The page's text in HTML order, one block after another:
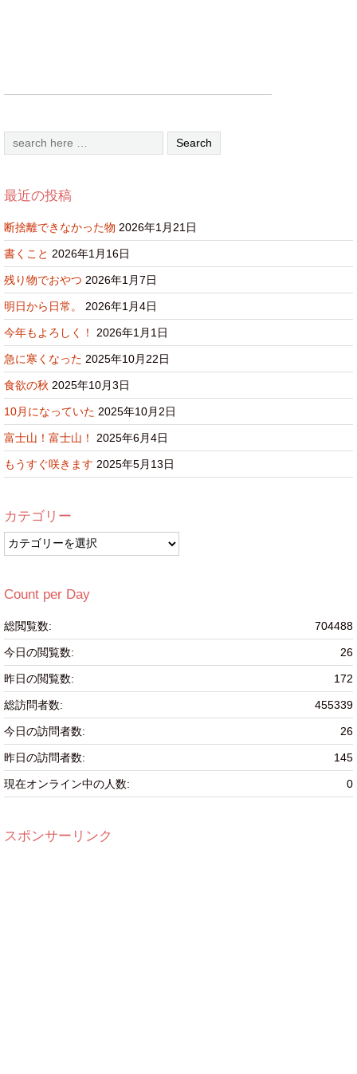
最近の投稿
断捨離できなかった物 2026年1月21日
書くこと 2026年1月16日
残り物でおやつ 2026年1月7日
明日から日常。 2026年1月4日
今年もよろしく！ 2026年1月1日
急に寒くなった 2025年10月22日
食欲の秋 2025年10月3日
10月になっていた 2025年10月2日
富士山！富士山！ 2025年6月4日
もうすぐ咲きます 2025年5月13日
カテゴリー
カ
テ
リ
Count per Day
704488
総閲覧数:
26
今日の閲覧数:
172
昨日の閲覧数:
455339
総訪問者数:
26
今日の訪問者数:
145
昨日の訪問者数:
0
現在オンライン中の人数:
スポンサーリンク